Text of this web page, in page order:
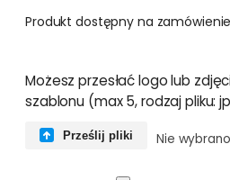
Produkt dostępny na zamówienie
Możesz przesłać logo lub
szablonu (max 5, rodzaj pliku:
Prześlij pliki Nie